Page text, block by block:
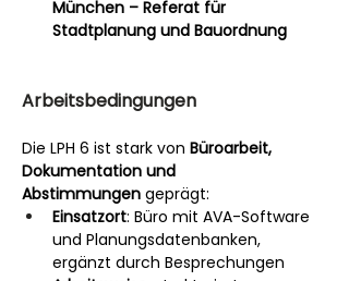
München – Referat für
Stadtplanung und Bauordnung
Arbeitsbedingungen
Die LPH 6 ist stark von Büroarbeit,
Dokumentation und
Abstimmungen geprägt:
Einsatzort: Büro mit AVA-Software
und Planungsdatenbanken,
ergänzt durch Besprechungen